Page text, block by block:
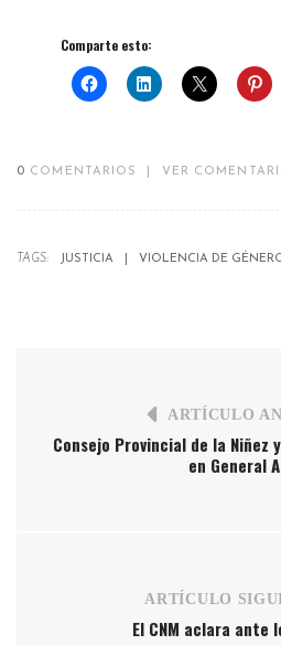
Comparte esto:
0 COMENTARIOS VER
TAGS: JUSTICIA VIOLENCIA DE
ARTÍCULO
Consejo Provincial de la Niñez
en General
ARTÍCULO
El CNM aclara ante